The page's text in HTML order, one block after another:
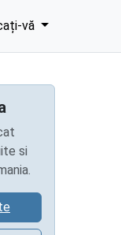
vă
si